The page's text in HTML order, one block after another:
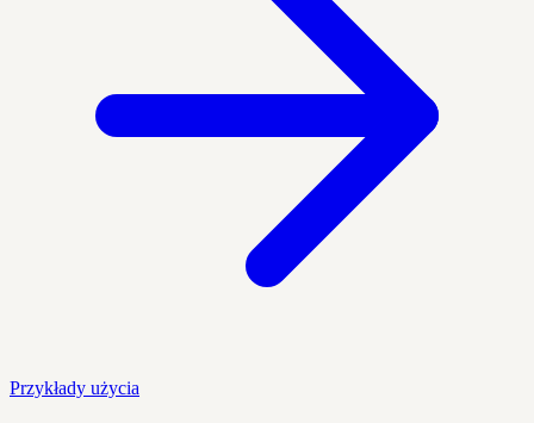
Przykłady użycia